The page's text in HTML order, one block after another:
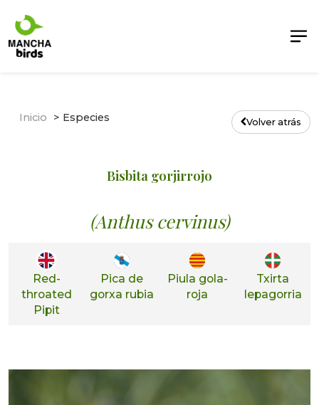
Inicio Especies Volver atrás
Bisbita gorjirrojo
(Anthus cervinus)
Red-
throated
Pipit
Pica de
gorxa rubia
Piula gola-
roja
Txirta
lepagorria